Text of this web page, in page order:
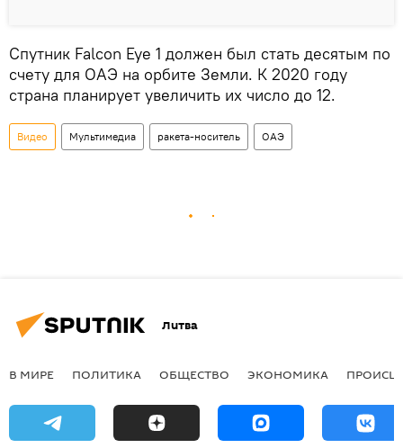
Спутник Falcon Eye 1 должен был стать десятым по
счету для ОАЭ на орбите Земли. К 2020 году
страна планирует увеличить их число до 12.
Видео Мультимедиа ракета-носитель ОАЭ
Литва
В МИРЕ ПОЛИТИКА ОБЩЕСТВО ЭКОНОМИКА